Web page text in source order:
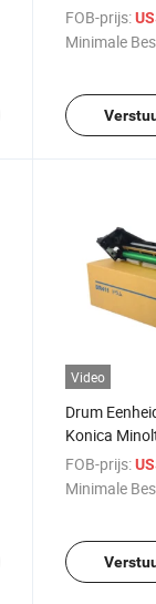
Xerox
Copier
FOB-prijs:
Minimale
Video
Drum
Konica
283 423 363
FOB-prijs:
Minimale